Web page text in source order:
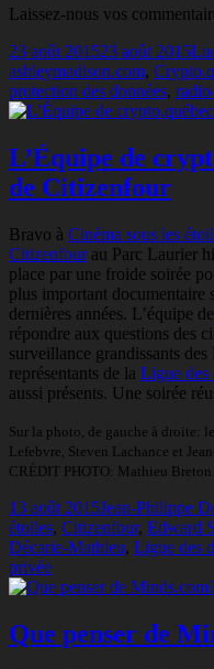
Laissez-nous vos
Publié
le
23 août 201523 août 2015
ashleymadison.com,
protection des données,
L’Équipe de
de Citizenfour
Bravo à Cinéma sous les
Citizenfourau Parc Laurier
place par une froide soirée
plus important documentaire
dernières années. L’équipe de
répondre aux questions des
surveillance grandissants des
représentants de la Ligue des
aussi présents. Une soirée
Sur la photo, de gauche à droite:
Lefebvre, Steven Lachance et
CRÉDIT PHOTO: Mathieu Breton.
Publié
le
13 août 2015Auteur
Jean-Philippe
étoiles, Citizenfour, Edward
Décarie-Mathieu, Ligue des
privée
Que penser de